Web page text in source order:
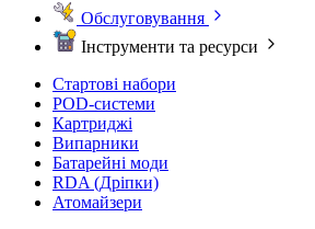
Обслуговування
Інструменти та ресурси
Стартові набори
POD-системи
Картриджі
Випарники
Батарейні моди
RDA (Дріпки)
Атомайзери